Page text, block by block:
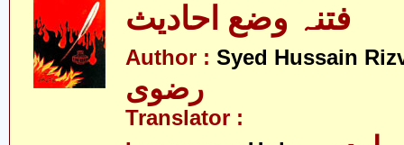
فتنہ وضع احادیث
Author : Syed Hussain
رضوی
Translator :